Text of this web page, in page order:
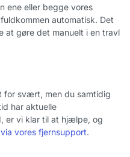
ene eller begge vores
automatisk. Det
at gøre det manuelt i en travl
for svært, men du samtidig
har aktuelle
er vi klar til at hjælpe, og
vores fjernsupport.